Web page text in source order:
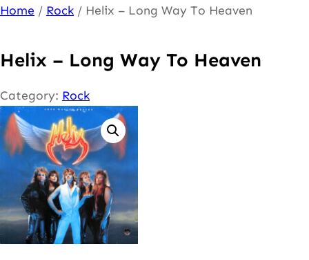
Ga
de
inhoud
Home / Rock / Helix – Long Way To Heaven
Helix – Long Way To Heaven
Category: Rock